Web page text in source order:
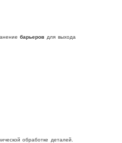
барьеров для выхода
обработке деталей.